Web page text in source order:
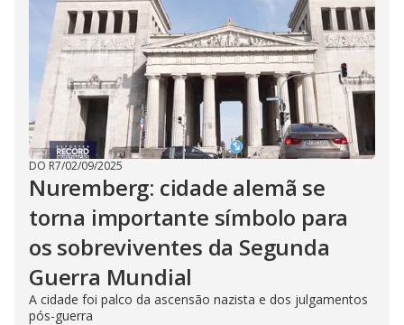
DO R7/02/09/2025
Nuremberg: cidade alemã se
torna importante símbolo para
os sobreviventes da Segunda
Guerra Mundial
A cidade foi palco da ascensão nazista e dos julgamentos
pós-guerra